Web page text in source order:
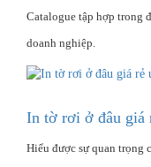
Catalogue tập hợp trong
doanh nghiệp.
In tờ rơi ở đâu giá
Hiểu được sự quan trọng